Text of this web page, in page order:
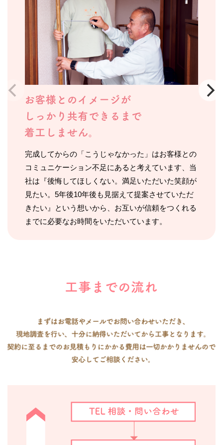
完成してからの「こうじゃなかった」はお客様との
コミュニケーション不足にあると考えています、当
社は『後悔してほしくない。満足いただいた笑顔が
見たい。5年後10年後も見据えて提案させていただ
きたい』という想いから、お互いが信頼をつくれる
までに必要なお時間をいただいています。